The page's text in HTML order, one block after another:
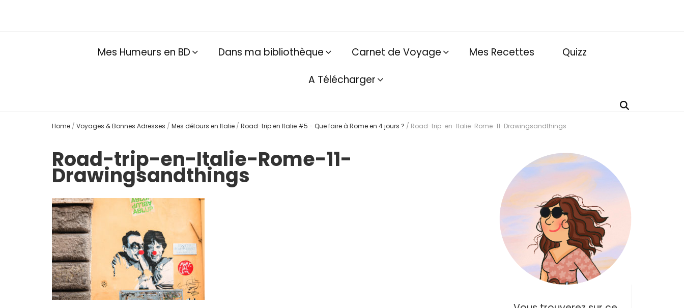
Mes Humeurs en BD Dans ma bibliothèque Carnet de Voyage Mes Recettes
Quizz
A Télécharger
Home / Voyages & Bonnes Adresses / Mes détours en Italie / Road-trip en Italie #5 - Que faire à Rome en 4 jours ? / Road-trip-en-Italie-Rome-11-Drawingsandthings
Road-trip-en-Italie-Rome-11-
Drawingsandthings